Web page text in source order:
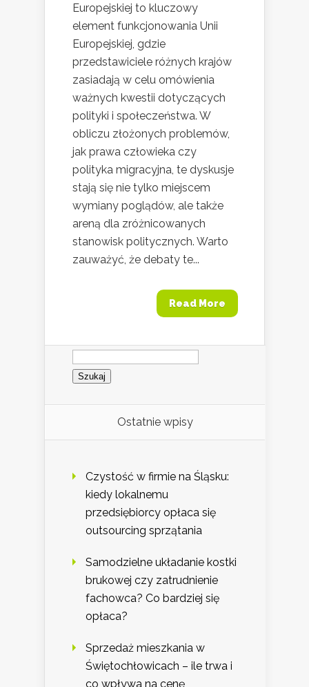
Europejskiej to kluczowy
element funkcjonowania Unii
Europejskiej, gdzie
przedstawiciele różnych krajów
zasiadają w celu omówienia
ważnych kwestii dotyczących
polityki i społeczeństwa. W
obliczu złożonych problemów,
jak prawa człowieka czy
polityka migracyjna, te dyskusje
stają się nie tylko miejscem
wymiany poglądów, ale także
areną dla zróżnicowanych
stanowisk politycznych. Warto
zauważyć, że debaty te...
Read More
Szukaj:
Ostatnie wpisy
Czystość w firmie na Śląsku:
kiedy lokalnemu
przedsiębiorcy opłaca się
outsourcing sprzątania
Samodzielne układanie kostki
brukowej czy zatrudnienie
fachowca? Co bardziej się
opłaca?
Sprzedaż mieszkania w
Świętochłowicach – ile trwa i
co wpływa na cenę